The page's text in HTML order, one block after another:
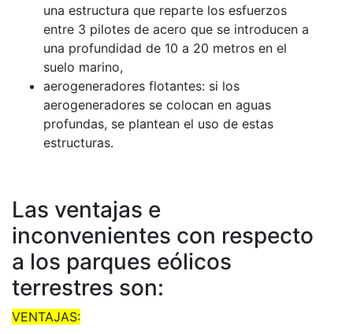
una estructura que reparte los esfuerzos
entre 3 pilotes de acero que se introducen a
una profundidad de 10 a 20 metros en el
suelo marino,
aerogeneradores flotantes: si los
aerogeneradores se colocan en aguas
profundas, se plantean el uso de estas
estructuras.
Las ventajas e
inconvenientes con respecto
a los parques eólicos
terrestres son:
VENTAJAS: